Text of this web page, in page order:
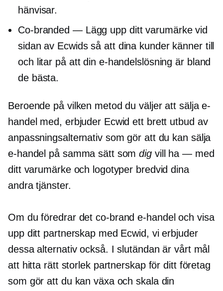
hänvisar.
Co-branded — Lägg upp ditt varumärke vid
sidan av Ecwids så att dina kunder känner till
och litar på att din e-handelslösning är bland
de bästa.
Beroende på vilken metod du väljer att sälja e-
handel med, erbjuder Ecwid ett brett utbud av
anpassningsalternativ som gör att du kan sälja
e-handel på samma sätt somdig vill ha — med
ditt varumärke och logotyper bredvid dina
andra tjänster.
Om du föredrar detco-brand e-handel och visa
upp ditt partnerskap med Ecwid, vi erbjuder
dessa alternativ också. I slutändan är vårt mål
att hitta rätt storlekpartnerskap för ditt företag
som gör att du kan växa och skala din